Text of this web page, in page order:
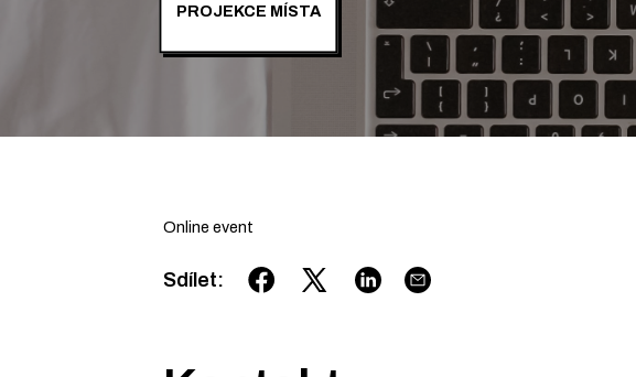
PROJEKCE MÍSTA
Online event
Sdílet: